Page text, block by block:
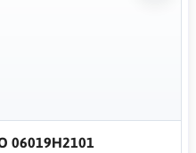
06019H2101